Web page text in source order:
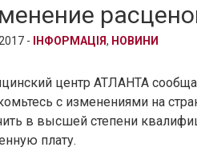
- ІНФОРМАЦІЯ, НОВИНИ
центр АТЛАНТА
с изменениями на
в высшей степени
плату.